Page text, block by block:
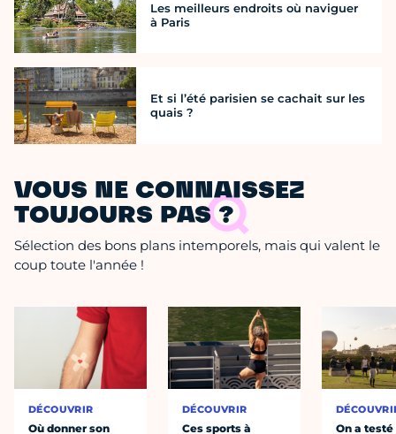
Les meilleurs endroits où naviguer
à Paris
Et si l’été parisien se cachait sur les
quais ?
VOUS NE CONNAISSEZ
TOUJOURS PAS ?
Sélection des bons plans intemporels, mais qui valent le
coup toute l'année !
DÉCOUVRIR
Où donner son
DÉCOUVRIR
Ces sports à
On a testé